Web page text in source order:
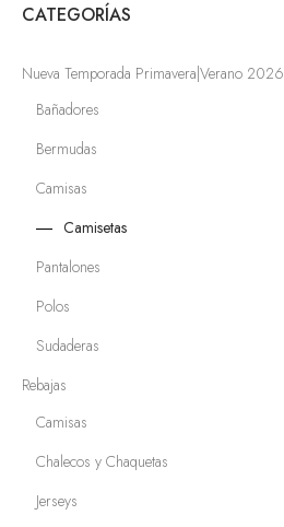
CATEGORÍAS
Nueva Temporada Primavera|Verano 2026
Bañadores
Bermudas
Camisas
Camisetas
Pantalones
Polos
Sudaderas
Rebajas
Camisas
Chalecos y Chaquetas
Jerseys